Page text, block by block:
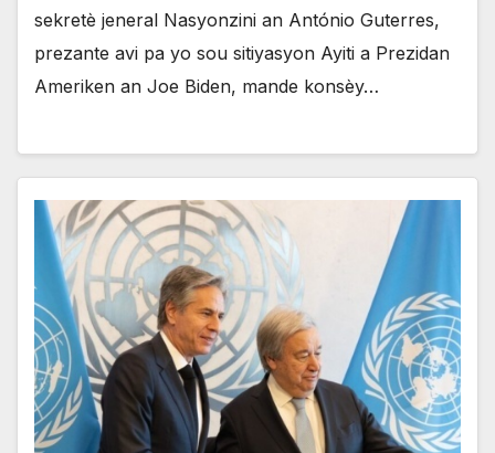
sekretè jeneral Nasyonzini an António Guterres,
prezante avi pa yo sou sitiyasyon Ayiti a Prezidan
Ameriken an Joe Biden, mande konsèy…